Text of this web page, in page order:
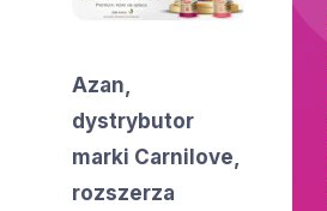
Azan,
dystrybutor
marki Carnilove,
rozszerza